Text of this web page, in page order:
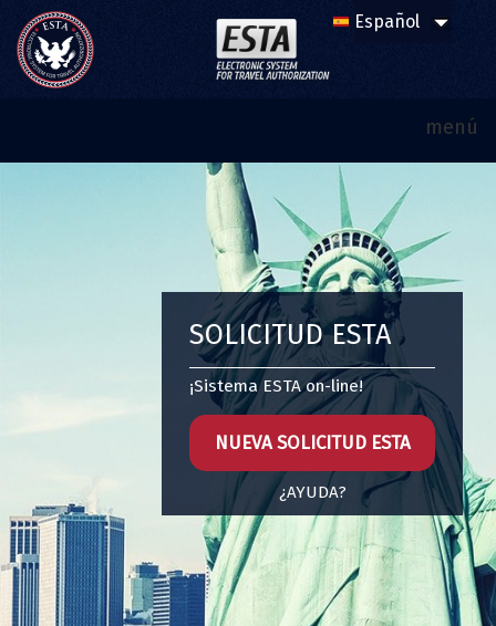
menú
SOLICITUD ESTA
¡Sistema ESTA on-line!
NUEVA SOLICITUD ESTA
¿AYUDA?